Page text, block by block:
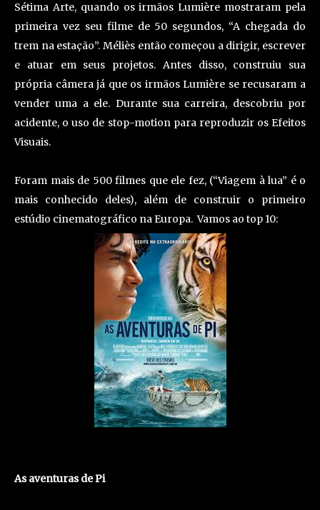
Sétima Arte, quando os irmãos Lumière mostraram pela
primeira vez seu filme de 50 segundos, “A chegada do
trem na estação”. Méliès então começou a dirigir, escrever
e atuar em seus projetos. Antes disso, construiu sua
própria câmera já que os irmãos Lumière se recusaram a
vender uma a ele. Durante sua carreira, descobriu por
acidente, o uso de stop-motion para reproduzir os Efeitos
Visuais.
Foram mais de 500 filmes que ele fez, (“Viagem à lua” é o
mais conhecido deles), além de construir o primeiro
estúdio cinematográfico na Europa.Vamos ao top 10:
As aventuras de Pi